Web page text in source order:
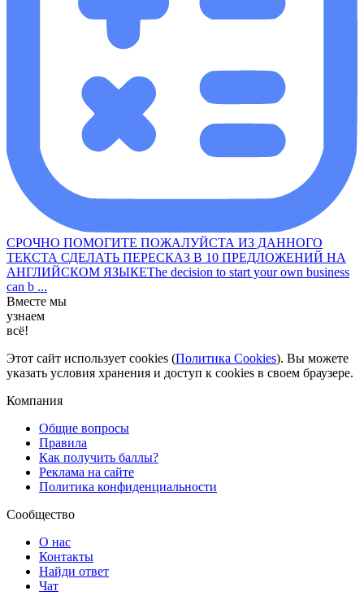
СРОЧНО ПОМОГИТЕ ПОЖАЛУЙСТА ИЗ ДАННОГО
ТЕКСТА СДЕЛАТЬ ПЕРЕСКАЗ В 10 ПРЕДЛОЖЕНИЙ НА
АНГЛИЙСКОМ ЯЗЫКЕThe decision to start your own business
can b ...
Вместе мы
узнаем
всё!
Этот сайт использует cookies (Политика Cookies). Вы можете
указать условия хранения и доступ к cookies в своем браузере.
Компания
Общие вопросы
Правила
Как получить баллы?
Реклама на сайте
Политика конфиденциальности
Сообщество
О нас
Контакты
Найди ответ
Чат